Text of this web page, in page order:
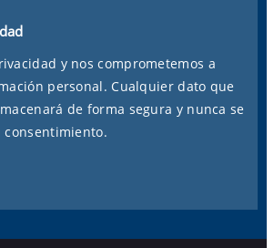
y nos comprometemos a
personal. Cualquier dato que
de forma segura y nunca se